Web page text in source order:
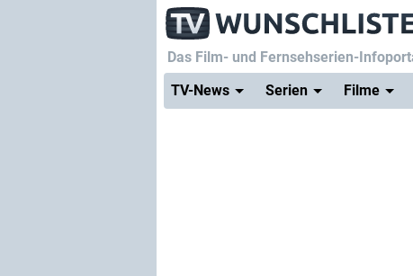
Das Film- und Fernsehserien-
TV-News
Serien Filme